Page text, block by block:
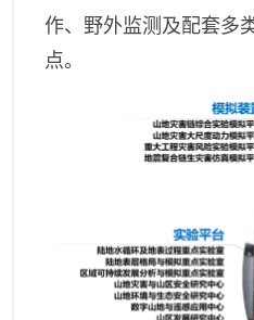
作、野外监测及配套多
点。